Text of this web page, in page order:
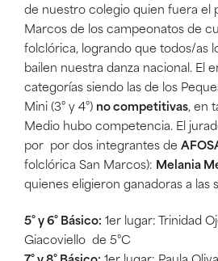
de nuestro colegio quien fuera el
Marcos de los campeonatos de
folclórica, logrando que todos/as
bailen nuestra danza nacional. El
categorías siendo las de los
Mini (3° y 4°) no competitivas, en
Medio hubo competencia. El
por por dos integrantes de
folclórica San Marcos): Melania
quienes eligieron ganadoras a las
5° y 6° Básico: 1er lugar: Trinidad
Giacoviello de 5°C